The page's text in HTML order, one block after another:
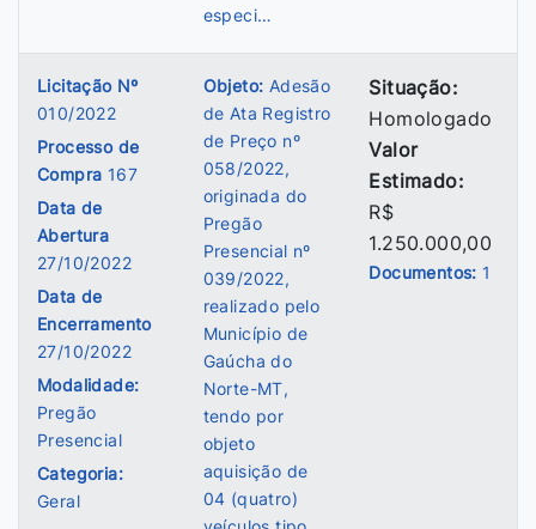
especi…
Licitação Nº
010/2022
Processo de
Compra 167
Data de
Abertura
27/10/2022
Data de
Encerramento
27/10/2022
Modalidade:
Pregão
Presencial
Categoria:
Geral
Objeto: Adesão
de Ata Registro
de Preço nº
058/2022,
originada do
Pregão
Presencial nº
039/2022,
realizado pelo
Município de
Gaúcha do
Norte-MT,
tendo por
objeto
aquisição de
04 (quatro)
Situação:
Homologado
Valor
Estimado:
R$
1.250.000,00
Documentos: 1